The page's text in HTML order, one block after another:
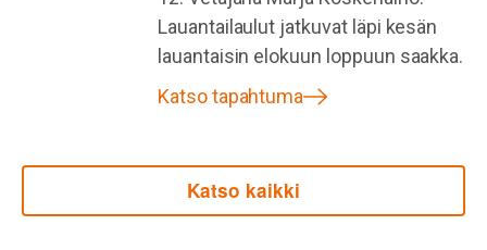
Lauantailaulut jatkuvat läpi kesän
lauantaisin elokuun loppuun saakka.
Katso tapahtuma
Katso kaikki